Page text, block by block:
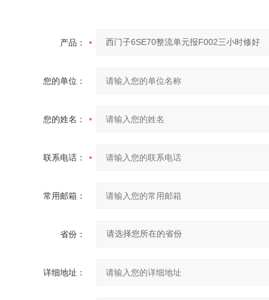
产品：
您的单位：
您的姓名：
联系电话：
常用邮箱：
省份：
详细地址：